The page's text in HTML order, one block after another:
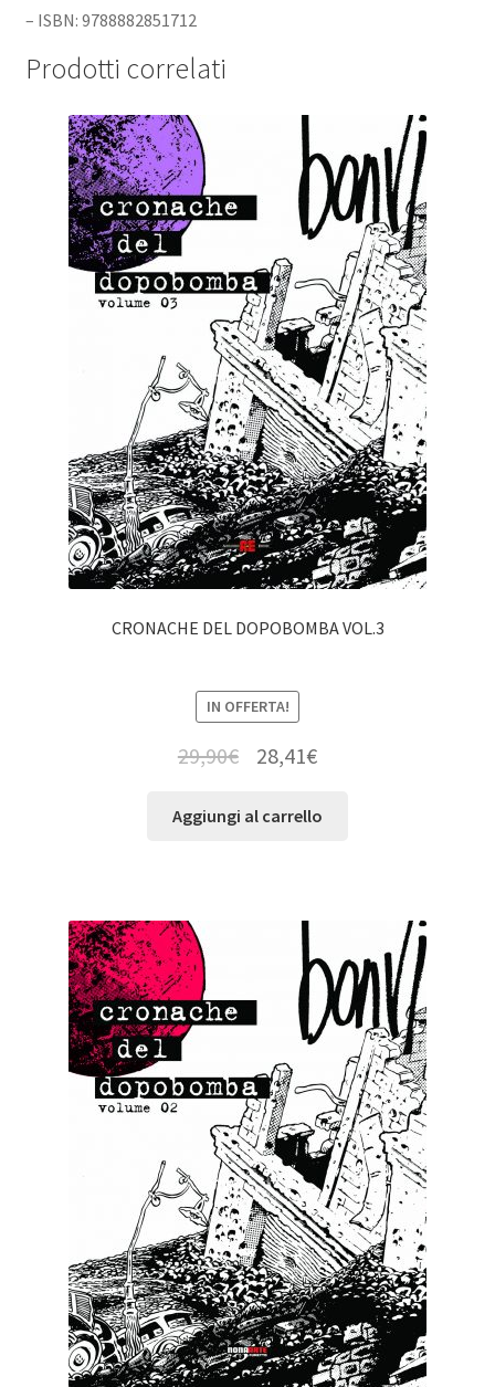
– ISBN: 9788882851712
Prodotti correlati
CRONACHE DEL DOPOBOMBA VOL.3
IN OFFERTA!
29,90€ 28,41€
Aggiungi al carrello